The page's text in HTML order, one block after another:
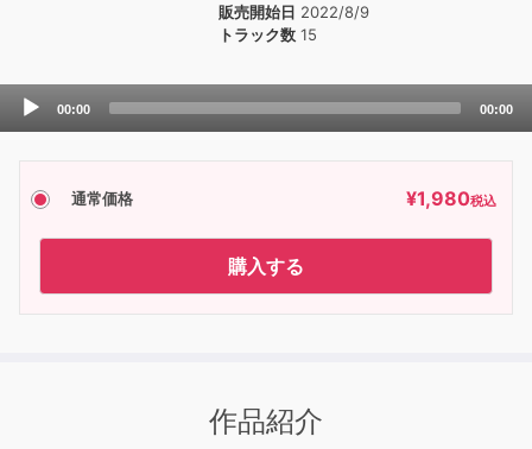
販売開始日 2022/8/9
トラック数 15
Audio
00:00 00:00
通常価格 ¥1,980税込
購入する
作品紹介